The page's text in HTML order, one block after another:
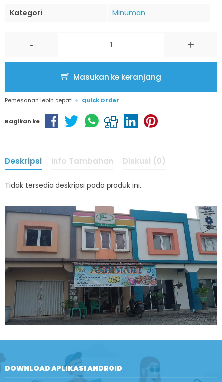
Kategori
Minuman
- +
Masukan ke keranjang
Pemesanan lebih cepat! Quick Order
Bagikan ke
Deskripsi Info Tambahan Diskusi (0)
Tidak tersedia deskripsi pada produk ini.
DOWNLOAD APLIKASI ANDROID